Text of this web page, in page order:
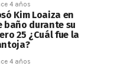
4 años
Kim Loaiza en
durante su
25 ¿Cuál fue la
4 años